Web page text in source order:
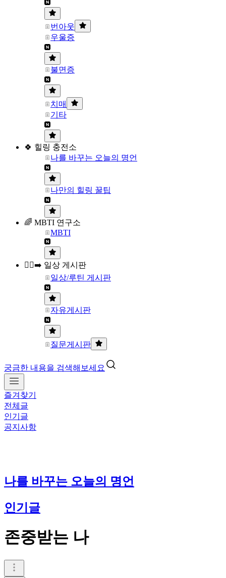
번아웃
우울증
불면증
치매
기타
🍀 힐링 충전소
나를 바꾸는 오늘의 명언
나만의 힐링 꿀팁
🌈 MBTI 연구소
MBTI
🏃‍♀️‍➡️ 일상 게시판
일상/루틴 게시판
자유게시판
질문게시판
궁금한 내용을 검색해보세요
즐겨찾기
전체글
인기글
공지사항
나를 바꾸는 오늘의 명언
인기글
존중받는 나